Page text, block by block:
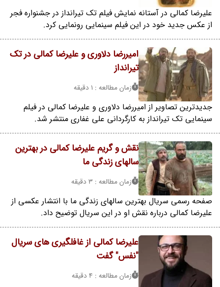
علیرضا کمالی در آستانه نمایش فیلم تک تیرانداز در جشنواره فجر
از عکس جدید خود در این فیلم سینمایی رونمایی کرد.
امیررضا دلاوری و علیرضا کمالی در تک
تیرانداز
زمان مطالعه : 1 دقیقه
جدیدترین تصاویر از امیررضا دلاوری و علیرضا کمالی در فیلم
سینمایی تک تیرانداز به کارگردانی علی غفاری منتشر شد.
نقش و گریم علیرضا کمالی در بهترین
سالهای زندگی ما
زمان مطالعه : 3 دقیقه
صفحه رسمی سریال بهترین سالهای زندگی ما با انتشار عکسی از
علیرضا کمالی درباره نقش او در این سریال توضیح داد.
علیرضا کمالی از غافلگیری های سریال
"نفس" گفت
زمان مطالعه : 4 دقیقه